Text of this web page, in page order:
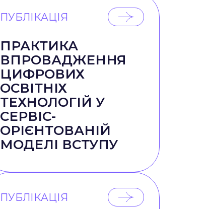
ПУБЛІКАЦІЯ
ПРАКТИКА
ВПРОВАДЖЕННЯ
ЦИФРОВИХ
ОСВІТНІХ
ТЕХНОЛОГІЙ У
СЕРВІС-
ОРІЄНТОВАНІЙ
МОДЕЛІ ВСТУПУ
ПУБЛІКАЦІЯ